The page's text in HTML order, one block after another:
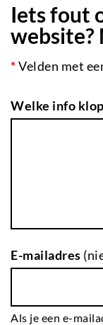
gaan
Iets fout
website?
*Velden met
Welke info
E-mailadres
Als je een e-